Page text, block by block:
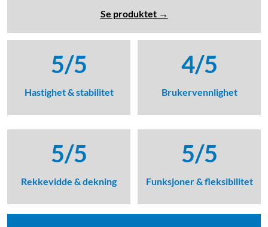
Se produktet →
5/5
Hastighet & stabilitet
5/5
Rekkevidde & dekning
4/5
Brukervennlighet
5/5
Funksjoner & fleksibilitet